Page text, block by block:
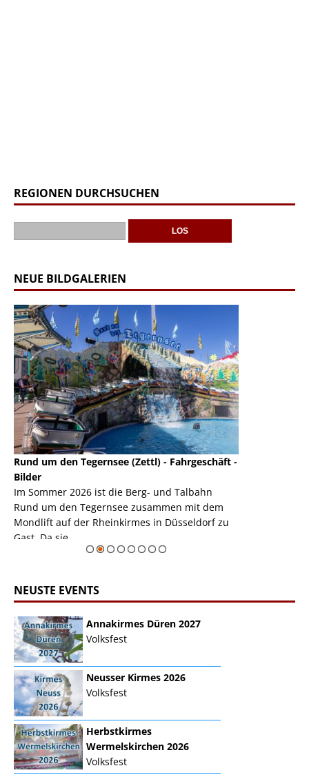
REGIONEN DURCHSUCHEN
NEUE BILDGALERIEN
Rund um den Tegernsee (Zettl) - Fahrgeschäft -
Bilder
Im Sommer 2026 ist die Berg- und Talbahn
Rund um den Tegernsee zusammen mit dem
Mondlift auf der Rheinkirmes in Düsseldorf zu
Gast. Da sie ...
NEUSTE EVENTS
Annakirmes Düren 2027
Volksfest
Neusser Kirmes 2026
Volksfest
Herbstkirmes
Wermelskirchen 2026
Volksfest